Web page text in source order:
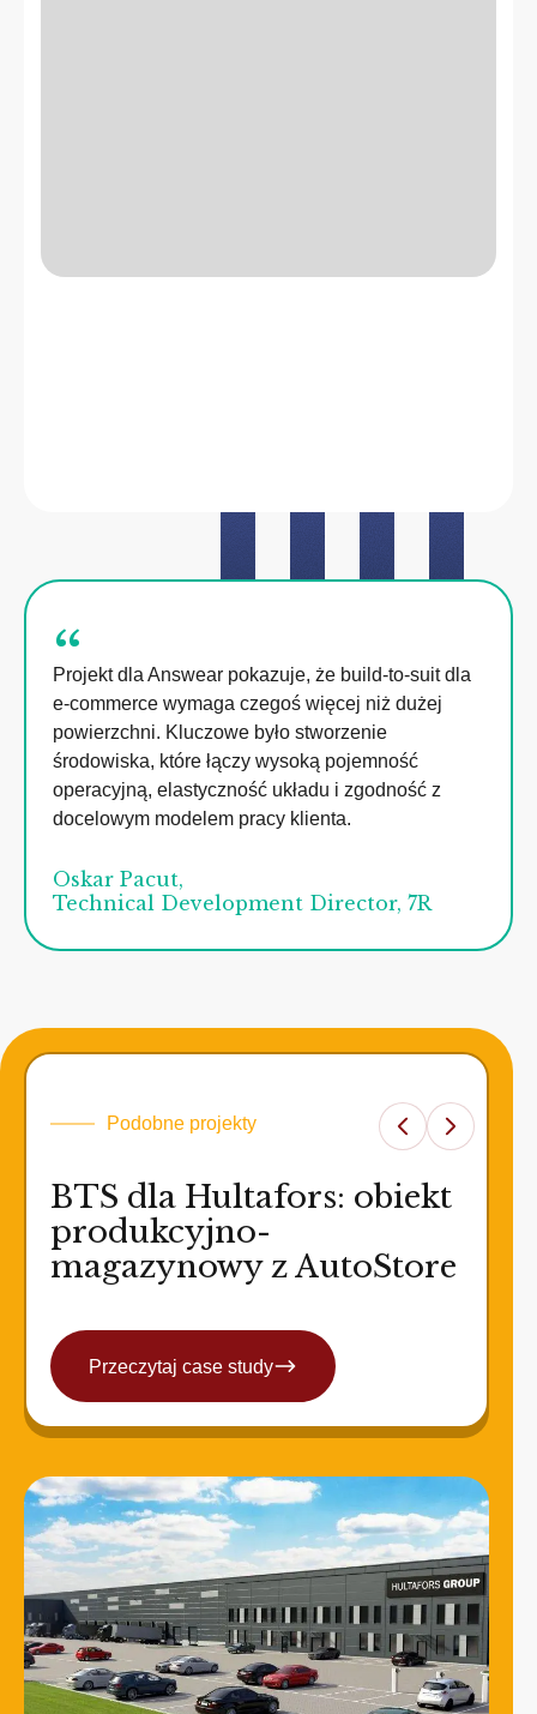
“
Projekt dla Answear pokazuje, że build-to-suit dla
e-commerce wymaga czegoś więcej niż dużej
powierzchni. Kluczowe było stworzenie
środowiska, które łączy wysoką pojemność
operacyjną, elastyczność układu i zgodność z
docelowym modelem pracy klienta.
Oskar Pacut,
Technical Development Director, 7R
Podobne projekty
BTS dla Hultafors: obiekt
produkcyjno-
magazynowy z AutoStore
Przeczytaj case study